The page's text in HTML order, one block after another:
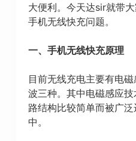
大便利。今天达sir就带
手机无线快充问题。
一、手机无线快充原理
目前无线充电主要有电
波三种。其中电磁感应
路结构比较简单而被广
中。